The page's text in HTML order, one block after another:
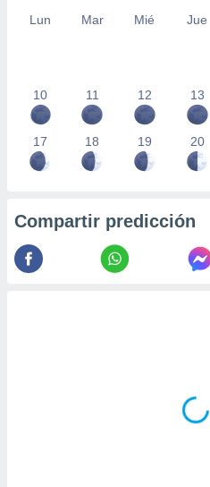
Lun Mar Mié Jue
10 11 12 13
17 18 19 20
Compartir predicción